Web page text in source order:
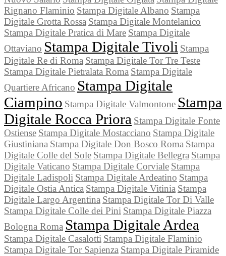
Rignano Flaminio Stampa Digitale Albano Stampa
Digitale Grotta Rossa Stampa Digitale Montelanico
Stampa Digitale Pratica di Mare Stampa Digitale
Ottaviano Stampa Digitale Tivoli Stampa
Digitale Re di Roma Stampa Digitale Tor Tre Teste
Stampa Digitale Pietralata Roma Stampa Digitale
Quartiere Africano Stampa Digitale
Ciampino Stampa Digitale Valmontone Stampa
Digitale Rocca Priora Stampa Digitale Fonte
Ostiense Stampa Digitale Mostacciano Stampa Digitale
Giustiniana Stampa Digitale Don Bosco Roma Stampa
Digitale Colle del Sole Stampa Digitale Bellegra Stampa
Digitale Vaticano Stampa Digitale Corviale Stampa
Digitale Ladispoli Stampa Digitale Ardeatino Stampa
Digitale Ostia Antica Stampa Digitale Vitinia Stampa
Digitale Largo Argentina Stampa Digitale Tor Di Valle
Stampa Digitale Colle dei Pini Stampa Digitale Piazza
Bologna Roma Stampa Digitale Ardea
Stampa Digitale Casalotti Stampa Digitale Flaminio
Stampa Digitale Tor Sapienza Stampa Digitale Piramide